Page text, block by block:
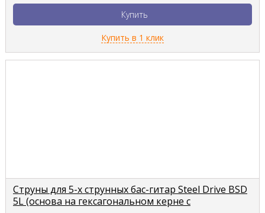
Купить
Купить в 1 клик
Струны для 5-х струнных бас-гитар Steel Drive BSD
5L (основа на гексагональном керне с